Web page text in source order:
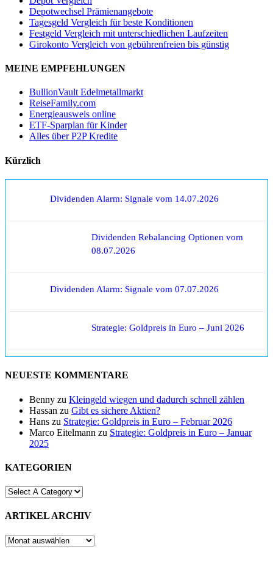
Depotwechsel Prämienangebote
Tagesgeld Vergleich für beste Konditionen
Festgeld Vergleich mit unterschiedlichen Laufzeiten
Girokonto Vergleich von gebührenfreien bis günstig
MEINE EMPFEHLUNGEN
BullionVault Edelmetallmarkt
ReiseFamily.com
Energieausweis online
ETF-Sparplan für Kinder
Alles über P2P Kredite
Kürzlich
Dividenden Alarm: Signale vom 14.07.2026
Dividenden Rebalancing Optionen vom
08.07.2026
Dividenden Alarm: Signale vom 07.07.2026
Strategie: Goldpreis in Euro – Juni 2026
NEUESTE KOMMENTARE
Benny zu Kleingeld wiegen und dadurch schnell zählen
Hassan zu Gibt es sichere Aktien?
Hans zu Strategie: Goldpreis in Euro – Februar 2026
Marco Eitelmann zu Strategie: Goldpreis in Euro – Januar
2025
KATEGORIEN
ARTIKEL ARCHIV
ARTIKEL